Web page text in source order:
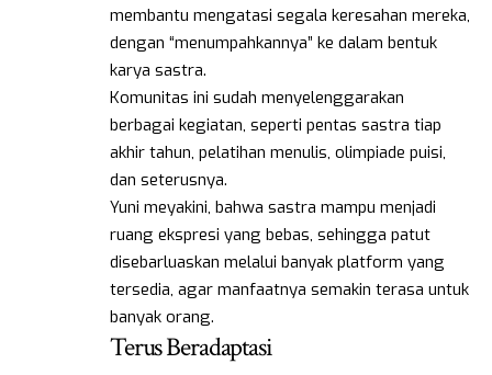
membantu mengatasi segala keresahan mereka,
dengan “menumpahkannya” ke dalam bentuk
karya sastra.
Komunitas ini sudah menyelenggarakan
berbagai kegiatan, seperti pentas sastra tiap
akhir tahun, pelatihan menulis, olimpiade puisi,
dan seterusnya.
Yuni meyakini, bahwa sastra mampu menjadi
ruang ekspresi yang bebas, sehingga patut
disebarluaskan melalui banyak platform yang
tersedia, agar manfaatnya semakin terasa untuk
banyak orang.
Terus Beradaptasi